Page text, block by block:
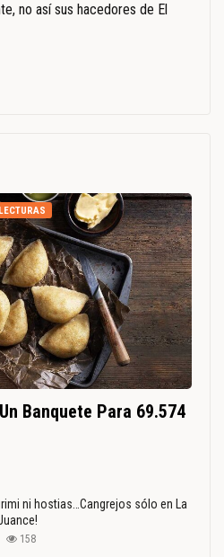
no así sus hacedores de El
LECTURAS
Banquete Para 69.574
ni hostias…Cangrejos sólo en La
158